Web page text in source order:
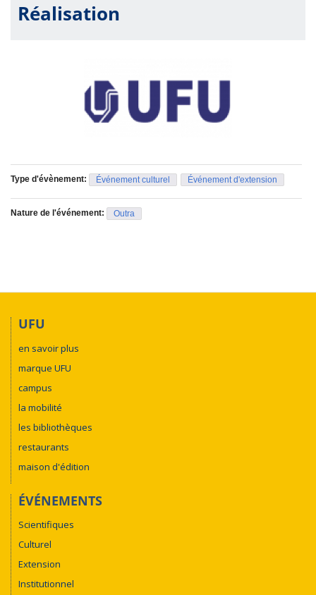
Réalisation
Type d'évènement: Événement culturel Événement d'extension
Nature de l'événement: Outra
UFU
en savoir plus
marque UFU
campus
la mobilité
les bibliothèques
restaurants
maison d'édition
ÉVÉNEMENTS
Scientifiques
Culturel
Extension
Institutionnel